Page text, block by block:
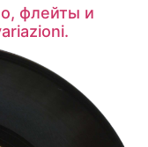
флейты и